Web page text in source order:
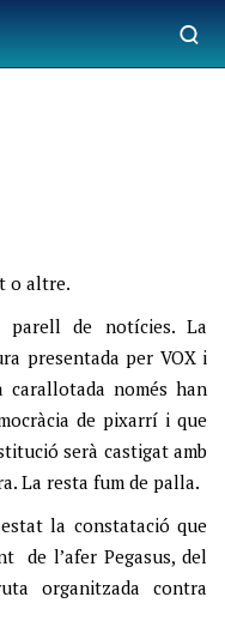
o altre.
parell de notícies. La
presentada per VOX i
carallotada només han
de pixarrí i que
serà castigat amb
La resta fum de palla.
la constatació que
de l’afer Pegasus, del
organitzada contra